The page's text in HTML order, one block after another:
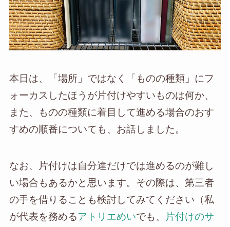
本日は、「場所」ではなく「ものの種類」にフ
ォーカスしたほうが片付けやすいものは何か、
また、ものの種類に着目して進める場合のおす
すめの順番についても、お話しました。
なお、片付けは自分達だけでは進めるのが難し
い場合もあるかと思います。その際は、第三者
の手を借りることも検討してみてください（私
が代表を務めるアトリエめいでも、
片付けのサ